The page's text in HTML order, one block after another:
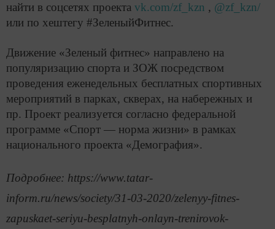
найти в соцсетях проекта vk.com/zf_kzn , @zf_kzn/
или по хештегу #ЗеленыйФитнес.
Движение «Зеленый фитнес» направлено на
популяризацию спорта и ЗОЖ посредством
проведения еженедельных бесплатных спортивных
мероприятий в парках, скверах, на набережных и
пр. Проект реализуется согласно федеральной
программе «Спорт — норма жизни» в рамках
национального проекта «Демография».
Подробнее: https://www.tatar-
inform.ru/news/society/31-03-2020/zelenyy-fitnes-
zapuskaet-seriyu-besplatnyh-onlayn-trenirovok-